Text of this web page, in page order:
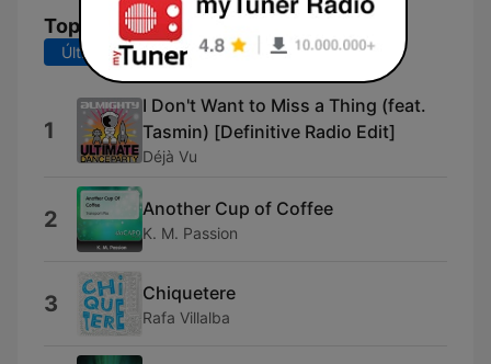
Top Músicas
Últimos 7 dias Últimos 30 dias
1
I Don't Want to Miss a Thing (feat.
Tasmin) [Definitive Radio Edit]
Déjà Vu
2 Another Cup of Coffee
K. M. Passion
3 Chiquetere
Rafa Villalba